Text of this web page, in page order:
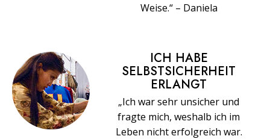
Weise.“ – Daniela
ICH HABE
SELBSTSICHERHEIT
ERLANGT
„Ich war sehr unsicher und
fragte mich, weshalb ich im
Leben nicht erfolgreich war.